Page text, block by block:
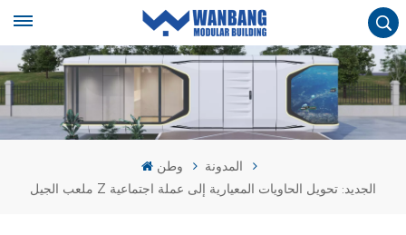
وطن
المدونة
ملعب الجيل Z الجديد: تحويل الحاويات المعيارية إلى عملة اجتماعية